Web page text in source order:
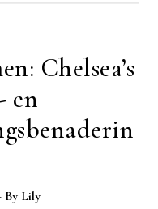
Chelsea’s
en
By Lily